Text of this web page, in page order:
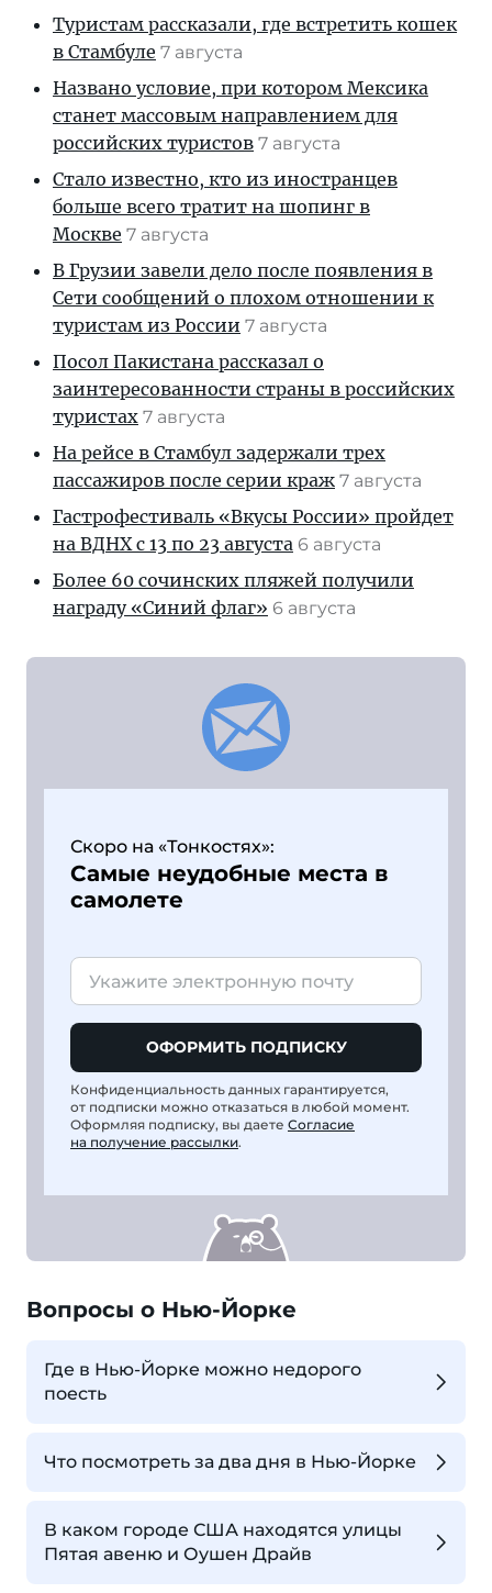
Туристам рассказали, где встретить кошек
в Стамбуле 7 августа
Названо условие, при котором Мексика
станет массовым направлением для
российских туристов 7 августа
Стало известно, кто из иностранцев
больше всего тратит на шопинг в
Москве 7 августа
В Грузии завели дело после появления в
Сети сообщений о плохом отношении к
туристам из России 7 августа
Посол Пакистана рассказал о
заинтересованности страны в российских
туристах 7 августа
На рейсе в Стамбул задержали трех
пассажиров после серии краж 7 августа
Гастрофестиваль «Вкусы России» пройдет
на ВДНХ с 13 по 23 августа 6 августа
Более 60 сочинских пляжей получили
награду «Синий флаг» 6 августа
Скоро на «Тонкостях»:
Самые неудобные места в
самолете
ОФОРМИТЬ ПОДПИСКУ
Конфиденциальность данных гарантируется,
от подписки можно отказаться в любой момент.
Оформляя подписку, вы даете Согласие
на получение рассылки.
Вопросы о Нью-Йорке
Где в Нью-Йорке можно недорого
поесть
Что посмотреть за два дня в Нью-Йорке
В каком городе США находятся улицы
Пятая авеню и Оушен Драйв